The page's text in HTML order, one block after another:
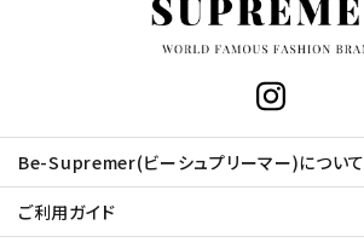
Be-Supremer(ビーシュプリーマー)について
ご利用ガイド